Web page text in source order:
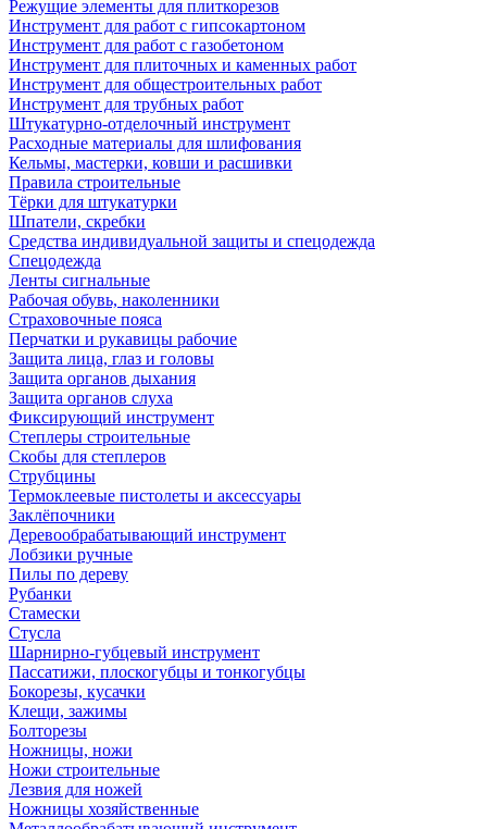
Режущие элементы для плиткорезов
Инструмент для работ с гипсокартоном
Инструмент для работ с газобетоном
Инструмент для плиточных и каменных работ
Инструмент для общестроительных работ
Инструмент для трубных работ
Штукатурно-отделочный инструмент
Расходные материалы для шлифования
Кельмы, мастерки, ковши и расшивки
Правила строительные
Тёрки для штукатурки
Шпатели, скребки
Средства индивидуальной защиты и спецодежда
Спецодежда
Ленты сигнальные
Рабочая обувь, наколенники
Страховочные пояса
Перчатки и рукавицы рабочие
Защита лица, глаз и головы
Защита органов дыхания
Защита органов слуха
Фиксирующий инструмент
Степлеры строительные
Скобы для степлеров
Струбцины
Термоклеевые пистолеты и аксессуары
Заклёпочники
Деревообрабатывающий инструмент
Лобзики ручные
Пилы по дереву
Рубанки
Стамески
Стусла
Шарнирно-губцевый инструмент
Пассатижи, плоскогубцы и тонкогубцы
Бокорезы, кусачки
Клещи, зажимы
Болторезы
Ножницы, ножи
Ножи строительные
Лезвия для ножей
Ножницы хозяйственные